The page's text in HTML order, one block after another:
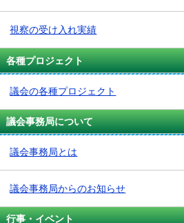
視察の受け入れ実績
各種プロジェクト
議会の各種プロジェクト
議会事務局について
議会事務局とは
議会事務局からのお知らせ
行事・イベント